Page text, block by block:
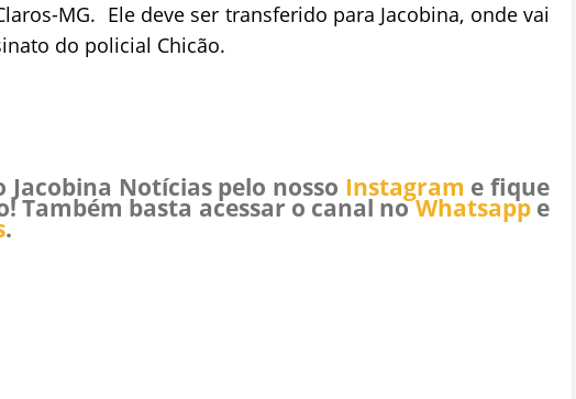
MG. Ele deve ser transferido para Jacobina, onde vai
do policial Chicão.
Jacobina Notícias pelo nosso Instagram e fique
Também basta acessar o canal noWhatsappe
.